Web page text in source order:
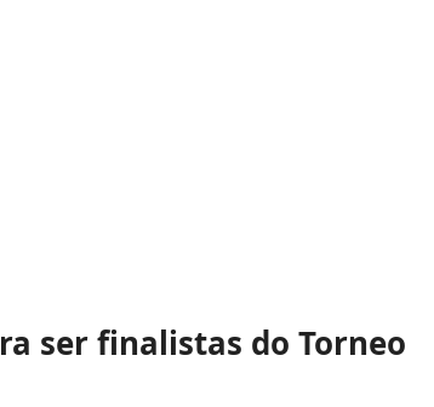
ser finalistas do Torneo